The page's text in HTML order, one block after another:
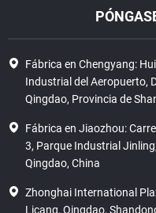
Fábrica en Chengyang:
Industrial del Aeropuerto,
Qingdao, Provincia de
Fábrica en Jiaozhou:
3, Parque Industrial
Qingdao, China
Zhonghai International
Licang, Qingdao,